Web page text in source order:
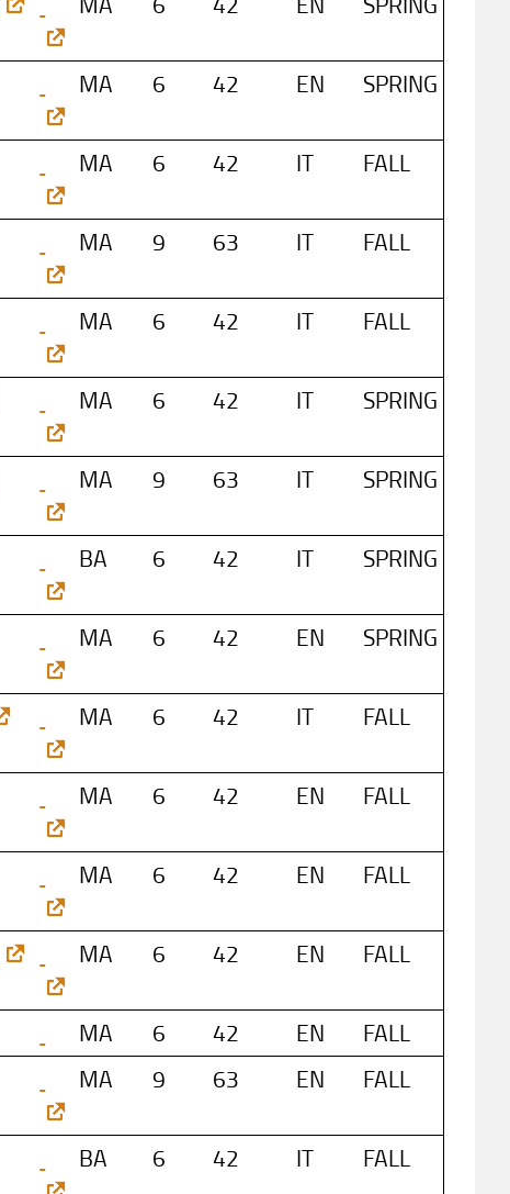
MA 6 42 EN SPRING
MA 6 42 IT FALL
MA 9 63 IT FALL
MA 6 42 IT FALL
MA 6 42 IT SPRING
MA 9 63 IT SPRING
BA 6 42 IT SPRING
MA 6 42 EN SPRING
MA 6 42 IT FALL
MA 6 42 EN FALL
MA 6 42 EN FALL
MA 6 42 EN FALL
MA 6 42 EN
FALL
MA 9 63 EN FALL
BA 6 42 IT FALL